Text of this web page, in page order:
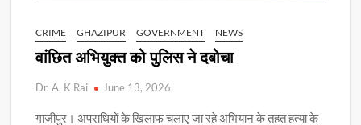
CRIME GHAZIPUR GOVERNMENT NEWS
वांछित अभियुक्त को पुलिस ने दबोचा
Dr. A. K Rai June 13, 2026
गाजीपुर। अपराधियों के खिलाफ चलाए जा रहे अभियान के तहत हत्या के